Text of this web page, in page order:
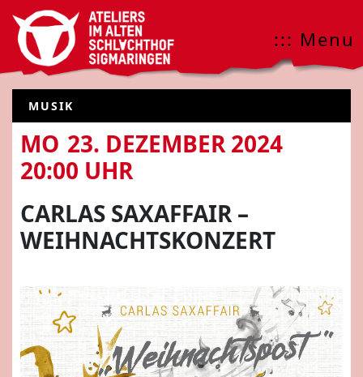
::: Menu
MUSIK
MO 23. DEZEMBER 2024
20:00 UHR
CARLAS SAXAFFAIR –
WEIHNACHTSKONZERT